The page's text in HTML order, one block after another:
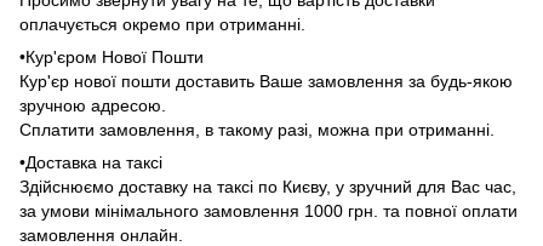
оплачується окремо при отриманні.
•Кур'єром Нової Пошти
Кур'єр нової пошти доставить Ваше замовлення за будь-якою
зручною адресою.
Сплатити замовлення, в такому разі, можна при отриманні.
•Доставка на таксі
Здійснюємо доставку на таксі по Києву, у зручний для Вас час,
за умови мінімального замовлення 1000 грн. та повної оплати
замовлення онлайн.